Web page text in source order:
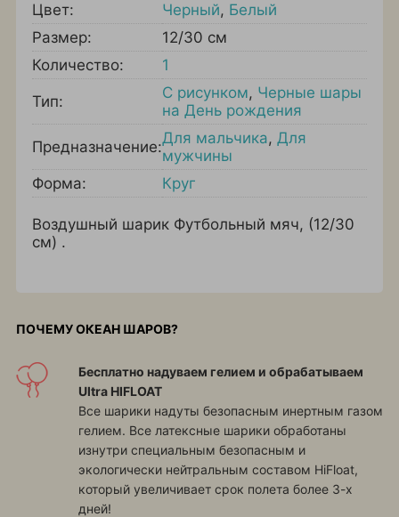
Цвет:
Черный, Белый
Размер:
12/30 см
Количество:
1
Тип: С рисунком, Черные шары
на День рождения
Предназначение:Для мальчика, Для
мужчины
Форма:
Круг
Воздушный шарик Футбольный мяч, (12/30
см) .
ПОЧЕМУ ОКЕАН ШАРОВ?
Бесплатно надуваем гелием и обрабатываем
Ultra HIFLOAT
Все шарики надуты безопасным инертным газом
гелием. Все латексные шарики обработаны
изнутри специальным безопасным и
экологически нейтральным составом HiFloat,
который увеличивает срок полета более 3-х
дней!